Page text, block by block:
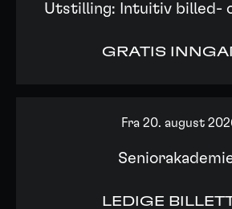
Utstilling: Intuitiv billed-
GRATIS
Fra 20. august
LEDIGE